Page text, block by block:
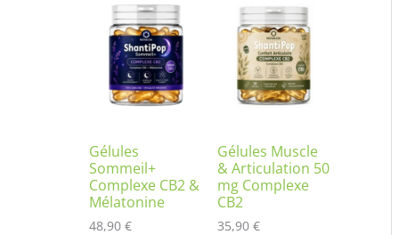
Gélules
Sommeil+
Complexe CB2 &
Mélatonine
48,90 €
Gélules Muscle
& Articulation 50
mg Complexe
CB2
35,90 €